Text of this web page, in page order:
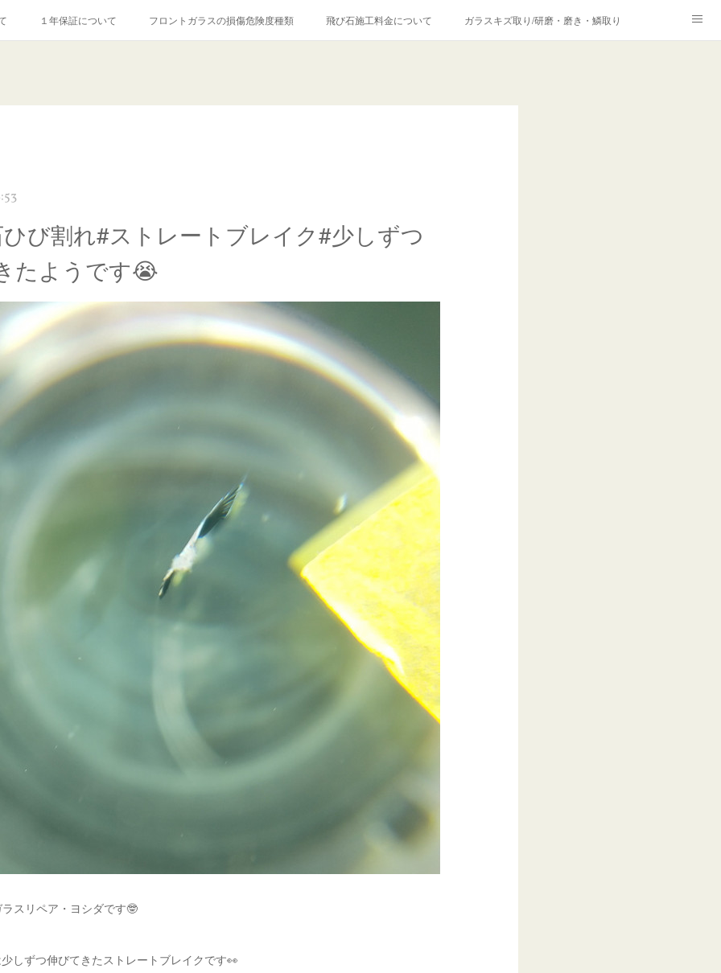
１年保証について フロントガラスの損傷危険度種類 飛び石施工料金について ガラスキズ取り/研磨・磨き・鱗取り
び割れ#ストレートブレイク#少しずつ
たようです😭
スリペア・ヨシダです🤓
しずつ伸びてきたストレートブレイクです👀